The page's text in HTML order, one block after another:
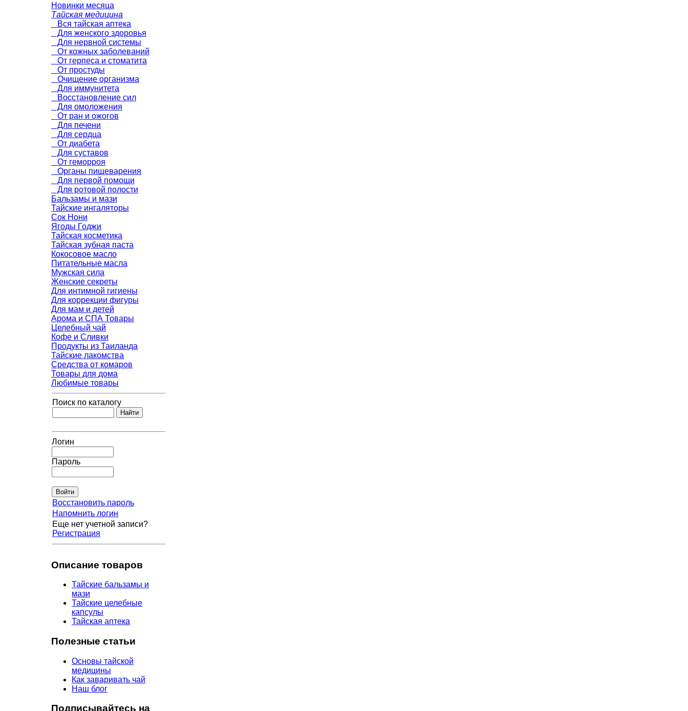
Новинки месяца
Тайская медицина
Вся тайская аптека
Для женского здоровья
Для нервной системы
От кожных заболеваний
От герпеса и стоматита
От простуды
Очищение организма
Для иммунитета
Восстановление сил
Для омоложения
От ран и ожогов
Для печени
Для сердца
От диабета
Для суставов
От геморроя
Органы пищеварения
Для первой помощи
Для ротовой полости
Бальзамы и мази
Тайские ингаляторы
Сок Нони
Ягоды Годжи
Тайская косметика
Тайская зубная паста
Кокосовое масло
Питательные масла
Мужская сила
Женские секреты
Для интимной гигиены
Для коррекции фигуры
Для мам и детей
Арома и СПА Товары
Целебный чай
Кофе и Сливки
Продукты из Таиланда
Тайские лакомства
Средства от комаров
Товары для дома
Любимые товары
Поиск по каталогу
Логин
Пароль
Восстановить пароль
Напомнить логин
Еще нет учетной записи?
Регистрация
Описание товаров
Тайские бальзамы и
мази
Тайские целебные
капсулы
Тайская аптека
Полезные статьи
Основы тайской
медицины
Как заваривать чай
Наш блог
Подписывайтесь на